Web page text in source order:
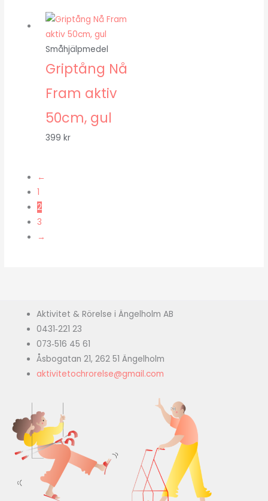
Småhjälpmedel
Griptång Nå
Fram aktiv
50cm, gul
399 kr
←
1
2
3
→
Aktivitet & Rörelse i Ängelholm AB
0431‑221 23
073‑516 45 61
Åsbogatan 21, 262 51 Ängelholm
aktivitetochrorelse@gmail.com